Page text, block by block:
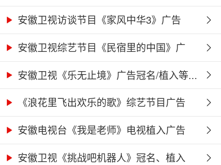
名、...
安徽卫视访谈节目《家风中华3》广告
合...安徽卫视综艺节目《民宿里的中国》广
告...安徽卫视《乐无止境》广告冠名/植入等...
《浪花里飞出欢乐的歌》综艺节目广告
冠...安徽电视台《我是老师》电视植入广告
价...安徽卫视《挑战吧机器人》冠名、植入